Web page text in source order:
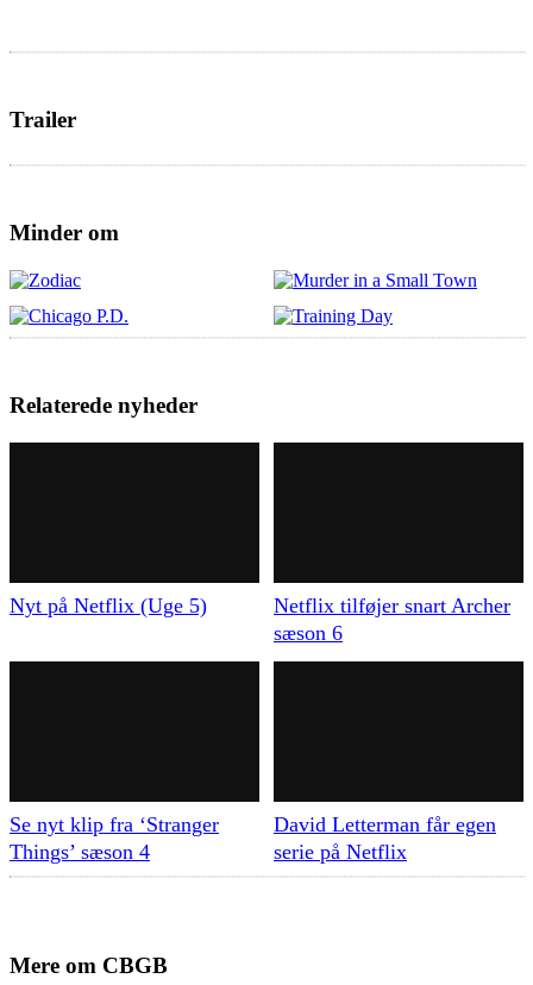
Trailer
Minder om
Relaterede nyheder
Nyt på Netflix (Uge 5)
Netflix tilføjer snart Archer
sæson 6
Se nyt klip fra ‘Stranger
Things’ sæson 4
David Letterman får egen
serie på Netflix
Mere om CBGB